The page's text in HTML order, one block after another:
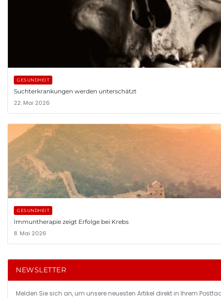
GESUNDHEIT
Suchterkrankungen werden unterschätzt
22. Mai 2026
GESUNDHEIT
Immuntherapie zeigt Erfolge bei Krebs
8. Mai 2026
NEWSLETTER
Melden Sie sich an, um unsere neuesten Artikel direkt in Ihrem